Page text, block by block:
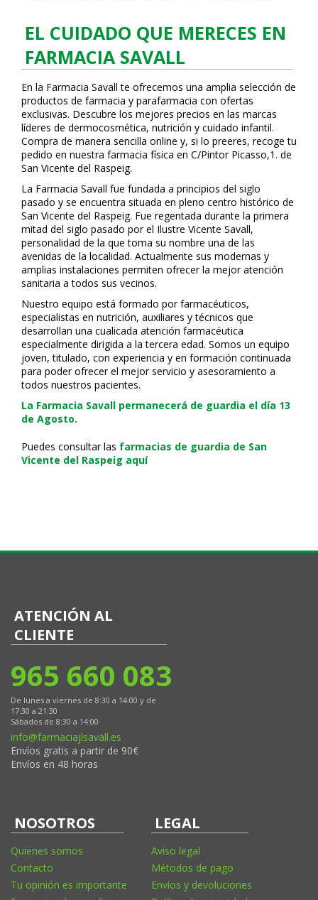
EL CUIDADO QUE MERECES EN
FARMACIA SAVALL
En la Farmacia Savall te ofrecemos una amplia selección de
productos de farmacia y parafarmacia con ofertas
exclusivas. Descubre los mejores precios en las marcas
líderes de dermocosmética, nutrición y cuidado infantil.
Compra de manera sencilla online y, si lo prefieres, recoge tu
pedido en nuestra farmacia física en C/Pintor Picasso,1. de
San Vicente del Raspeig.
La Farmacia Savall fue fundada a principios del siglo
pasado y se encuentra situada en pleno centro histórico de
San Vicente del Raspeig. Fue regentada durante la primera
mitad del siglo pasado por el Ilustre Vicente Savall,
personalidad de la que toma su nombre una de las
avenidas de la localidad. Actualmente sus modernas y
amplias instalaciones permiten ofrecer la mejor atención
sanitaria a todos sus vecinos.
Nuestro equipo está formado por farmacéuticos,
especialistas en nutrición, auxiliares y técnicos que
desarrollan una cualificada atención farmacéutica
especialmente dirigida a la tercera edad. Somos un equipo
joven, titulado, con experiencia y en formación continuada
para poder ofrecer el mejor servicio y asesoramiento a
todos nuestros pacientes.
La Farmacia Savall permanecerá de guardia el día 13
de Agosto.
Puedes consultar las farmacias de guardia de San
Vicente del Raspeig aquí
ATENCIÓN AL
CLIENTE
965 660 083
De lunes a viernes de 8:30 a 14:00 y de
17:30 a 21:30
Sábados de 8:30 a 14:00
info@farmaciajlsavall.es
Envíos gratis a partir de 90€
Envíos en 48 horas
NOSOTROS
Quienes somos
Contacto
Tu opinión es importante
LEGAL
Aviso legal
Métodos de pago
Envíos y devoluciones